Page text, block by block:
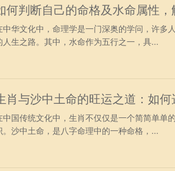
何判断自己的命格及水命属性，
中华文化中，命理学是一门深奥的学问，许多
人生之路。其中，水命作为五行之一，具...
肖与沙中土命的旺运之道：如
中国传统文化中，生肖不仅仅是一个简简单单
。沙中土命，是八字命理中的一种命格，...